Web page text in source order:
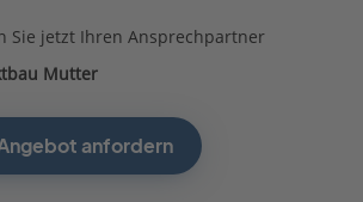
Sie jetzt Ihren Ansprechpartner
Mutter
anfordern